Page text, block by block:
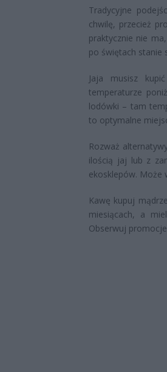
Tradycyjne
chwilę, przecież
praktycznie nie
po świętach stanie
Jaja musisz
temperaturze
lodówki – tam
to optymalne
Rozważ
ilością jaj lub z
ekosklepów. Może
Kawę kupuj
miesiącach, a
Obserwuj